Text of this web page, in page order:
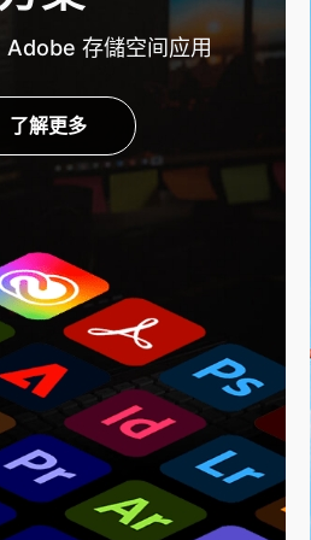
Adobe 存儲空间应用
了解更多